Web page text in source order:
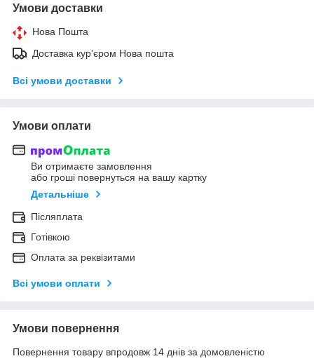
Умови доставки
Нова Пошта
Доставка кур'єром Нова пошта
Всі умови доставки
Умови оплати
Ви отримаєте замовлення
або гроші повернуться на вашу картку
Детальніше
Післяплата
Готівкою
Оплата за реквізитами
Всі умови оплати
Умови повернення
Повернення товару впродовж 14 днів за домовленістю